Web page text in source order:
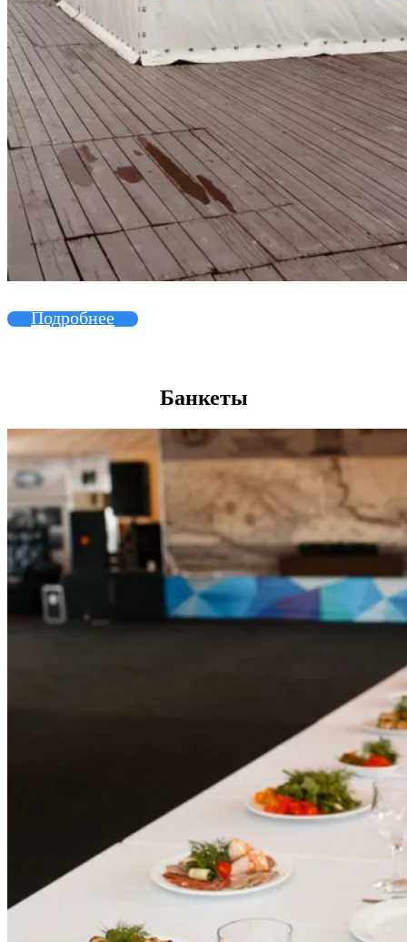
Подробнее
Банкеты